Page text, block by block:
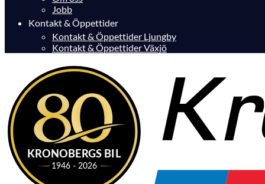
Jobb
Kontakt & Öppettider
Kontakt & Öppettider Ljungby
Kontakt & Öppettider Växjö